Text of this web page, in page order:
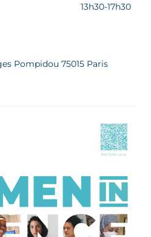
13h30-17h30
Pompidou 75015 Paris